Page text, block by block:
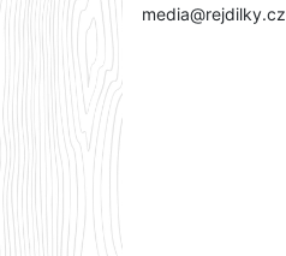
media@rejdilky.cz